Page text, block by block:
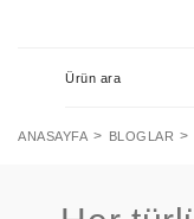
ANASAYFA BLOGLAR